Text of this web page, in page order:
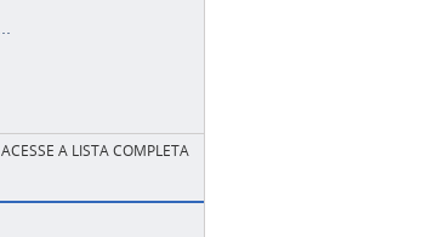
ACESSE A LISTA COMPLETA